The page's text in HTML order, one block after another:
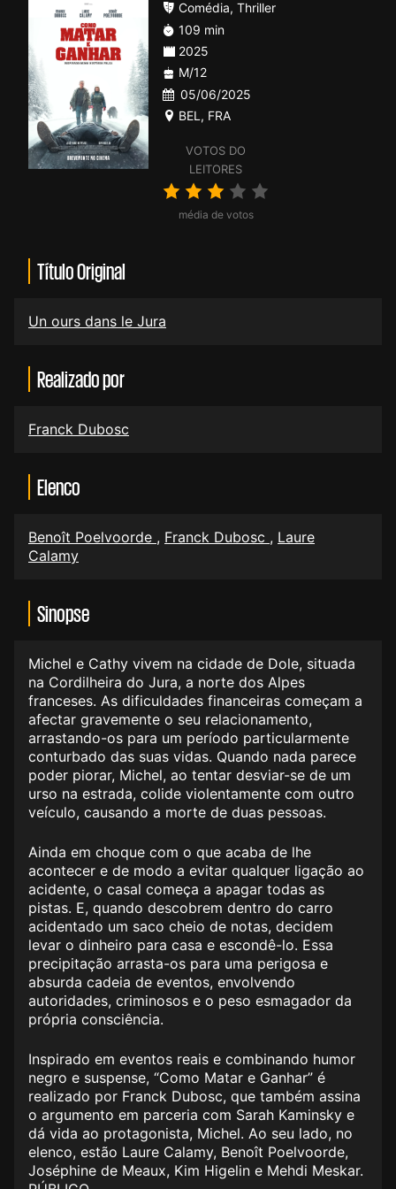
VOTOS DO
LEITORES
média de votos
Comédia, Thriller
109 min
2025
M/12
05/06/2025
BEL , FRA
Título Original
Un ours dans le Jura
Realizado por
Franck Dubosc
Elenco
Benoît Poelvoorde , Franck Dubosc , Laure
Calamy
Sinopse
Michel e Cathy vivem na cidade de Dole, situada
na Cordilheira do Jura, a norte dos Alpes
franceses. As dificuldades financeiras começam a
afectar gravemente o seu relacionamento,
arrastando-os para um período particularmente
conturbado das suas vidas. Quando nada parece
poder piorar, Michel, ao tentar desviar-se de um
urso na estrada, colide violentamente com outro
veículo, causando a morte de duas pessoas.
Ainda em choque com o que acaba de lhe
acontecer e de modo a evitar qualquer ligação ao
acidente, o casal começa a apagar todas as
pistas. E, quando descobrem dentro do carro
acidentado um saco cheio de notas, decidem
levar o dinheiro para casa e escondê-lo. Essa
precipitação arrasta-os para uma perigosa e
absurda cadeia de eventos, envolvendo
autoridades, criminosos e o peso esmagador da
própria consciência.
Inspirado em eventos reais e combinando humor
negro e suspense, “Como Matar e Ganhar” é
realizado por Franck Dubosc, que também assina
o argumento em parceria com Sarah Kaminsky e
dá vida ao protagonista, Michel. Ao seu lado, no
elenco, estão Laure Calamy, Benoît Poelvoorde,
Joséphine de Meaux, Kim Higelin e Mehdi Meskar.